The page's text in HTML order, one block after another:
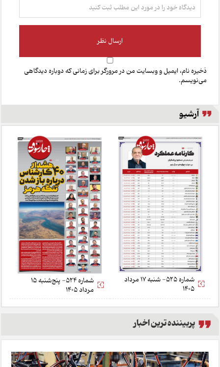
ذخیره نام، ایمیل و وبسایت من در مرورگر برای زمانی که دوباره دیدگاهی
می‌نویسم.
آرشیو
شماره 525- شنبه 17 مرداد
1405
شماره 524- پنج‌شنبه 15
مرداد 1405
پربیننده ترین اخبار